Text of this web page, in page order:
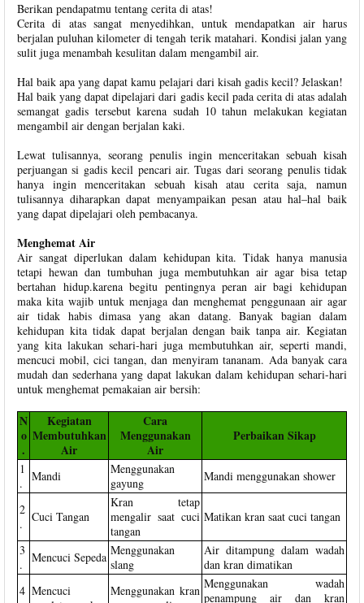
Berikan pendapatmu tentang cerita di atas!
Cerita di atas sangat menyedihkan, untuk mendapatkan air harus
berjalan puluhan kilometer di tengah terik matahari. Kondisi jalan yang
sulit juga menambah kesulitan dalam mengambil air.
Hal baik apa yang dapat kamu pelajari dari kisah gadis kecil? Jelaskan!
Hal baik yang dapat dipelajari dari gadis kecil pada cerita di atas adalah
semangat gadis tersebut karena sudah 10 tahun melakukan kegiatan
mengambil air dengan berjalan kaki.
Lewat tulisannya, seorang penulis ingin menceritakan sebuah kisah
perjuangan si gadis kecil pencari air. Tugas dari seorang penulis tidak
hanya ingin menceritakan sebuah kisah atau cerita saja, namun
tulisannya diharapkan dapat menyampaikan pesan atau hal–hal baik
yang dapat dipelajari oleh pembacanya.
Menghemat Air
Air sangat diperlukan dalam kehidupan kita. Tidak hanya manusia
tetapi hewan dan tumbuhan juga membutuhkan air agar bisa tetap
bertahan hidup.karena begitu pentingnya peran air bagi kehidupan
maka kita wajib untuk menjaga dan menghemat penggunaan air agar
air tidak habis dimasa yang akan datang. Banyak bagian dalam
kehidupan kita tidak dapat berjalan dengan baik tanpa air. Kegiatan
yang kita lakukan sehari-hari juga membutuhkan air, seperti mandi,
mencuci mobil, cici tangan, dan menyiram tananam. Ada banyak cara
mudah dan sederhana yang dapat lakukan dalam kehidupan sehari-hari
untuk menghemat pemakaian air bersih:
N
o
.
Kegiatan
Membutuhkan
Air
Cara
Menggunakan
Air
Perbaikan Sikap
1
.
Mandi
Menggunakan
gayung
Mandi menggunakan shower
2
.
Cuci Tangan
Kran tetap
mengalir saat cuci
tangan
Matikan kran saat cuci tangan
3
.
Mencuci Sepeda Menggunakan
slang
Air ditampung dalam wadah
dan kran dimatikan
4 Mencuci
Menggunakan kran Menggunakan wadah
penampung air dan kran